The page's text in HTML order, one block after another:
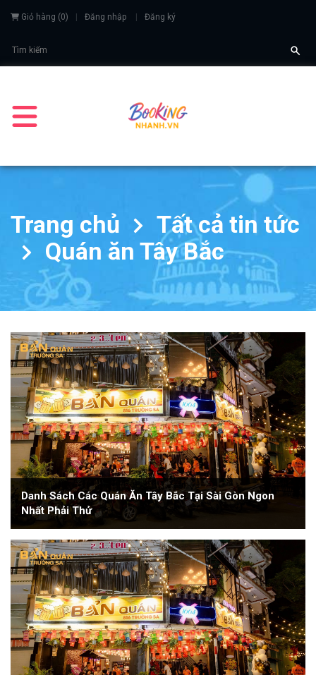
Giỏ hàng (0) Đăng nhập Đăng ký
Trang chủ
Tất cả tin tức
Quán ăn Tây Bắc
Danh Sách Các Quán Ăn Tây Bắc Tại Sài Gòn Ngon
Nhất Phải Thử